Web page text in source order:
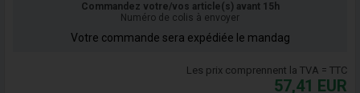
Commandez votre/vos article(s) avant 15h
Numéro de colis à envoyer
Votre commande sera expédiée le mandag
Les prix comprennent la TVA = TTC
57,41 EUR